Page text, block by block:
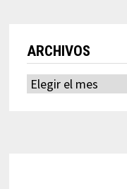
ARCHIVOS
Archivos